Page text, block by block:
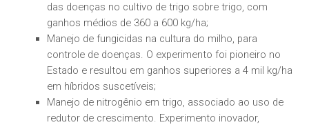
das doenças no cultivo de trigo sobre trigo, com
ganhos médios de 360 a 600 kg/ha;
Manejo de fungicidas na cultura do milho, para
controle de doenças. O experimento foi pioneiro no
Estado e resultou em ganhos superiores a 4 mil kg/ha
em híbridos suscetíveis;
Manejo de nitrogênio em trigo, associado ao uso de
redutor de crescimento. Experimento inovador,